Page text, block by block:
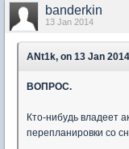
banderkin
13 Jan 2014
ANt1k, on 13 Jan
ВОПРОС.
Кто-нибудь владеет
перепланировки со